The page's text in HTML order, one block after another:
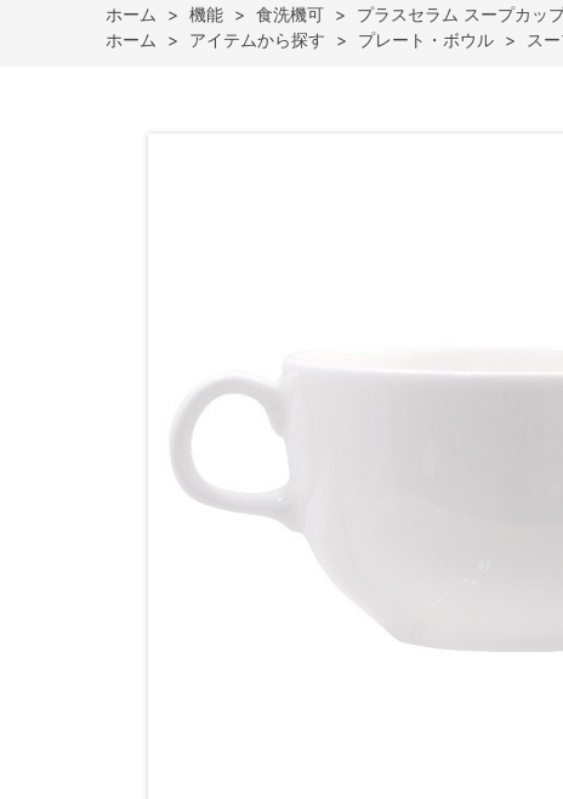
ホーム
> 機能 > 食洗機可 >
プラスセラム スープカッ
ホーム
> アイテムから探す > プレート・ボウル > ス